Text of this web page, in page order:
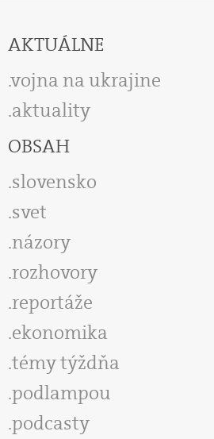
AKTUÁLNE
vojna na ukrajine
aktuality
OBSAH
slovensko
svet
názory
rozhovory
reportáže
ekonomika
témy týždňa
podlampou
podcasty